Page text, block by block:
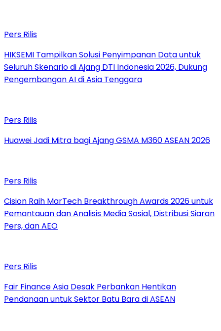
Pers Rilis
HIKSEMI Tampilkan Solusi Penyimpanan Data untuk
Seluruh Skenario di Ajang DTI Indonesia 2026, Dukung
Pengembangan AI di Asia Tenggara
Pers Rilis
Huawei Jadi Mitra bagi Ajang GSMA M360 ASEAN 2026
Pers Rilis
Cision Raih MarTech Breakthrough Awards 2026 untuk
Pemantauan dan Analisis Media Sosial, Distribusi Siaran
Pers, dan AEO
Pers Rilis
Fair Finance Asia Desak Perbankan Hentikan
Pendanaan untuk Sektor Batu Bara di ASEAN